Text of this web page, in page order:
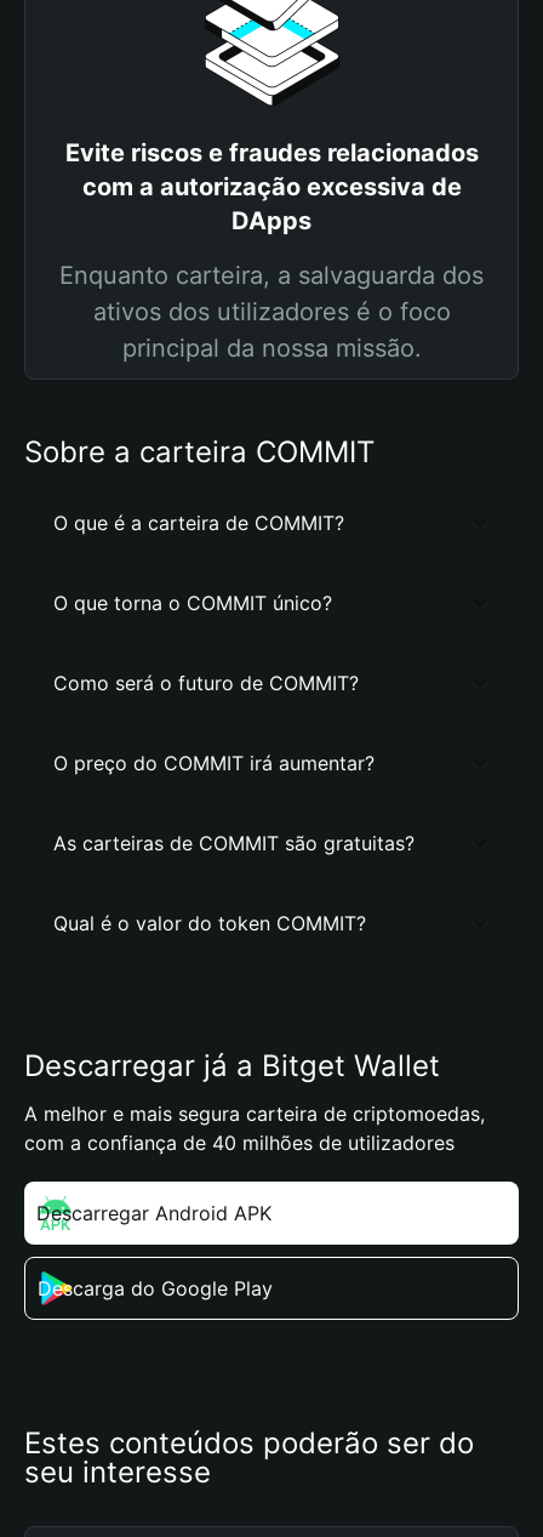
Evite riscos e fraudes relacionados
com a autorização excessiva de
DApps
Enquanto carteira, a salvaguarda dos
ativos dos utilizadores é o foco
principal da nossa missão.
Sobre a carteira COMMIT
O que é a carteira de COMMIT?
O que torna o COMMIT único?
Como será o futuro de COMMIT?
O preço do COMMIT irá aumentar?
As carteiras de COMMIT são gratuitas?
Qual é o valor do token COMMIT?
Descarregar já a Bitget Wallet
A melhor e mais segura carteira de criptomoedas,
com a confiança de 40 milhões de utilizadores
Descarregar Android APK
Descarga do Google Play
Estes conteúdos poderão ser do
seu interesse